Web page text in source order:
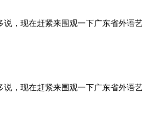
，现在赶紧来围观一下广东省外语
，现在赶紧来围观一下广东省外语